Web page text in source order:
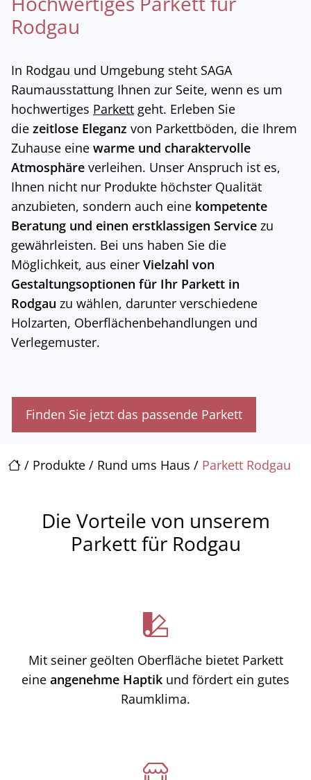
/ Produkte / Rund ums Haus / Parkett Rodgau
Rodgau
In Rodgau und Umgebung steht SAGA
Raumausstattung Ihnen zur Seite, wenn es um
hochwertiges Parkett geht. Erleben Sie
die zeitlose Eleganz von Parkettböden, die Ihrem
Zuhause eine warme und charaktervolle
Atmosphäre verleihen. Unser Anspruch ist es,
Ihnen nicht nur Produkte höchster Qualität
anzubieten, sondern auch eine kompetente
Beratung und einen erstklassigen Service zu
gewährleisten. Bei uns haben Sie die
Möglichkeit, aus einer Vielzahl von
Gestaltungsoptionen für Ihr Parkett in
Rodgau zu wählen, darunter verschiedene
Holzarten, Oberflächenbehandlungen und
Verlegemuster.
Finden Sie jetzt das passende Parkett
Die Vorteile von unserem
Parkett für Rodgau
Mit seiner geölten Oberfläche bietet Parkett
eine angenehme Haptik und fördert ein gutes
Raumklima.